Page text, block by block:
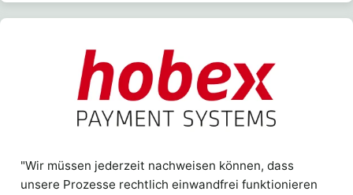
"Wir müssen jederzeit nachweisen können, dass
unsere Prozesse rechtlich einwandfrei funktionieren